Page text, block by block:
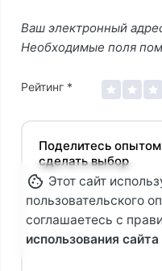
Ваш электронный
Необходимые поля
Рейтинг *
Этот сайт
пользовательского
соглашаетесь с
использования сайта